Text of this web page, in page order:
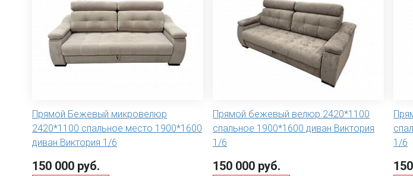
Прямой Бежевый микровелюр
2420*1100 спальное место 1900*1600
диван Виктория 1/6
150 000 руб.
Прямой бежевый велюр 2420*1100
спальное 1900*1600 диван Виктория
1/6
150 000 руб.
1/6